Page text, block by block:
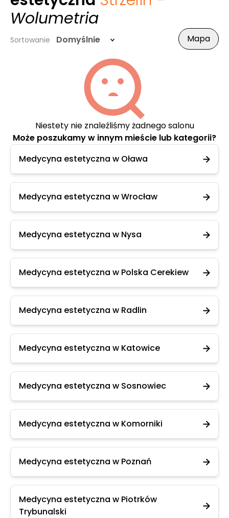
Wolumetria
Sortowanie Domyślnie Mapa
Niestety nie znaleźliśmy żadnego salonu
Może poszukamy w innym mieście lub kategorii?
Medycyna estetyczna w Oława
Medycyna estetyczna w Wrocław
Medycyna estetyczna w Nysa
Medycyna estetyczna w Polska Cerekiew
Medycyna estetyczna w Radlin
Medycyna estetyczna w Katowice
Medycyna estetyczna w Sosnowiec
Medycyna estetyczna w Komorniki
Medycyna estetyczna w Poznań
Medycyna estetyczna w Piotrków
Trybunalski